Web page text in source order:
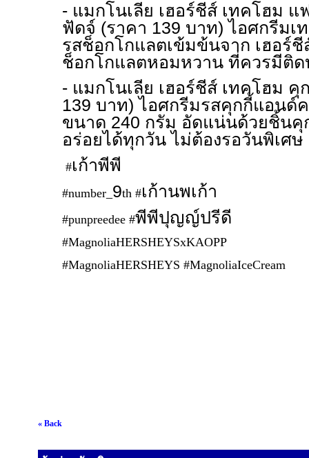
- แมกโนเลีย เฮอร์ชีส์ เทคโฮม
ฟัดจ์ (ราคา 139 บาท) ไอศกรีมเ
รสช็อกโกแลตเข้มข้นจาก เฮอร์
ช็อกโกแลตหอมหวาน ที่ควรมีติด
- แมกโนเลีย เฮอร์ชีส์ เทคโฮม
139 บาท) ไอศกรีมรสคุกกี้แอนด์
ขนาด 240 กรัม อัดแน่นด้วยชิ้นคุ
อร่อยได้ทุกวัน ไม่ต้องรอวันพิเศษ
​ #เก้าพีพี​
#number_ 9th​ #เก้านพเก้า​
#punpreedee​ #พีพีปุญญ์ปรีดี​
#MagnoliaHERSHEYSxKAOPP​
#MagnoliaHERSHEYS​ #MagnoliaIceCream
« Back